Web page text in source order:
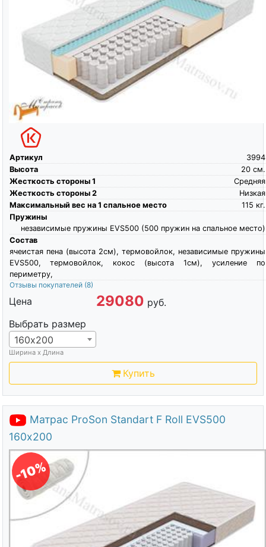
Артикул
3994
Высота
см.
20
Жесткость стороны 1
Средняя
Жесткость стороны 2
Низкая
Максимальный вес на 1 спальное место
кг.
115
Пружины
независимые пружины EVS500 (500 пружин на спальное место)
Состав
ячеистая пена (высота 2см), термовойлок, независимые пружины
EVS500, термовойлок, кокос (высота 1см), усиление по
периметру,
Отзывы покупателей (8)
Цена 29080 руб.
Выбрать размер
160х200
Ширина х Длина
Купить
Матрас ProSon Standart F Roll EVS500
160х200
-10%